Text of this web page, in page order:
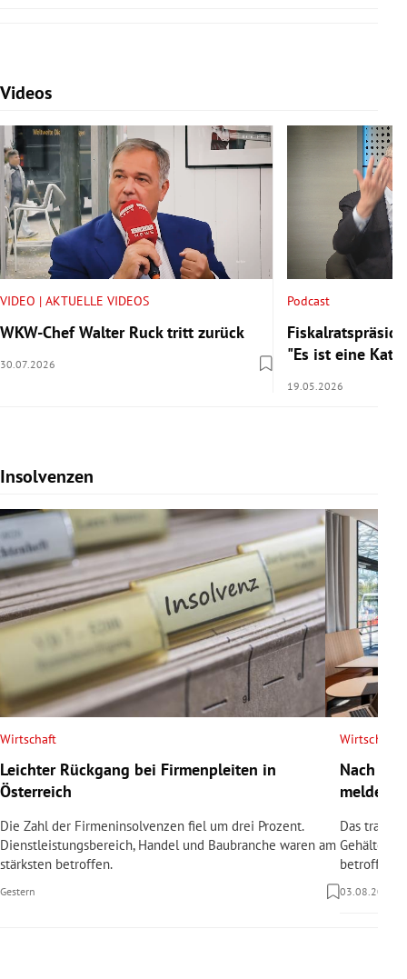
Videos
Slide 1 von 7
VIDEO | AKTUELLE VIDEOS
WKW-Chef Walter Ruck tritt zurück
30.07.2026
Podcast
"Es ist eine
19.05.2026
Insolvenzen
Slide 1 von 7
Wirtschaft
Leichter Rückgang bei Firmenpleiten in
Österreich
Die Zahl der Firmeninsolvenzen fiel um drei Prozent.
Dienstleistungsbereich, Handel und Baubranche waren am
stärksten betroffen.
Gestern
Wirtschaft
Nach
meldet
Das
Gehälter
betroffen.
03.08.2026